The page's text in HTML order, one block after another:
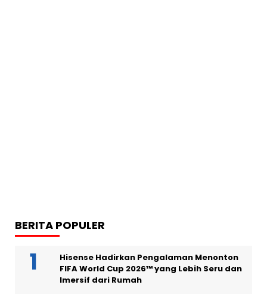
BERITA POPULER
Hisense Hadirkan Pengalaman Menonton
FIFA World Cup 2026™ yang Lebih Seru dan
Imersif dari Rumah